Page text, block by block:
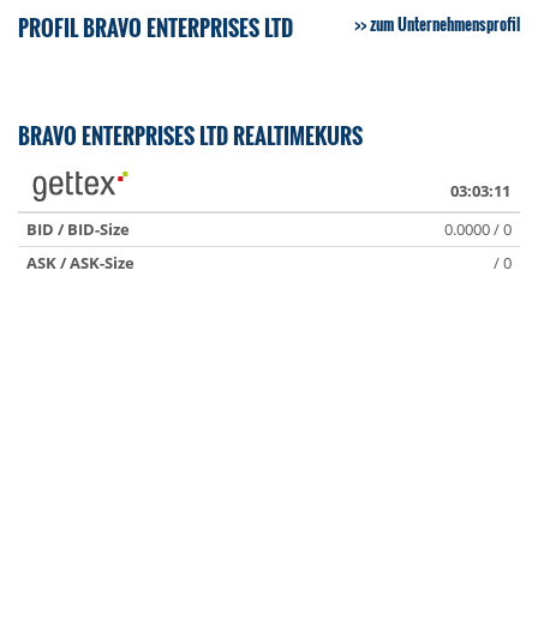
PROFIL BRAVO ENTERPRISES LTD zum Unternehmensprofil
BRAVO ENTERPRISES LTD REALTIMEKURS
03:03:11
BID / BID-Size
0.0000 / 0
ASK / ASK-Size
/ 0